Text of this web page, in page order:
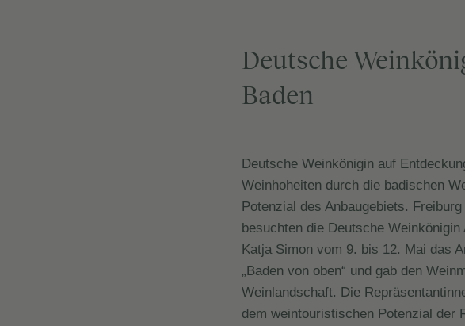
Deutsche
Baden
Deutsche Weinkönigin auf
Weinhoheiten durch die badischen
Potenzial des Anbaugebiets.
besuchten die Deutsche
Katja Simon vom 9. bis 12. Mai das
„Baden von oben“ und gab den
Weinlandschaft. Die
dem weintouristischen Potenzial der